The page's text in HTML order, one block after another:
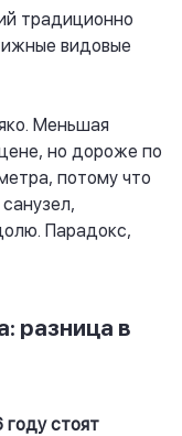
традиционно
видовые
Меньшая
но дороже по
потому что
Парадокс,
разница в
году стоят